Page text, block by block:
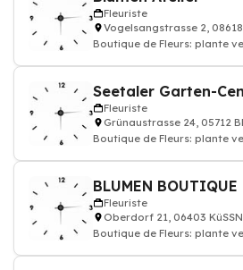
Fleuriste
Vogelsangstrasse 2, 08618
Boutique de Fleurs: plante
Fleuriste
Grünaustrasse 24, 05712
Boutique de Fleurs: plante
BLUMEN
Fleuriste
Oberdorf 21, 06403
Boutique de Fleurs: plante